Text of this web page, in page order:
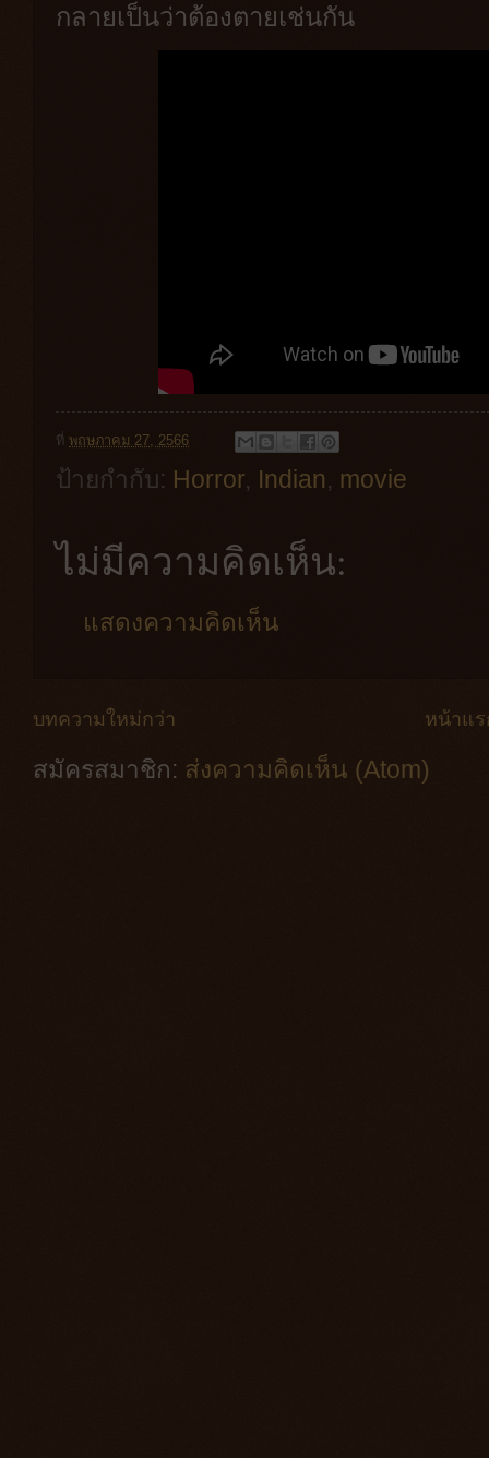
กลายเป็นว่าต้องตายเช่นกัน
ที่ พฤษภาคม 27, 2566
ป้ายกำกับ: Horror, Indian, movie
ไม่มีความคิดเห็น:
แสดงความคิดเห็น
บทความใหม่กว่า หน้าแร
สมัครสมาชิก: ส่งความคิดเห็น (Atom)